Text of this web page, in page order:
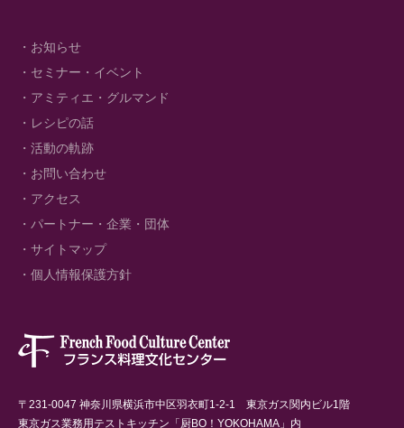
・お知らせ
・セミナー・イベント
・アミティエ・グルマンド
・レシピの話
・活動の軌跡
・お問い合わせ
・アクセス
・パートナー・企業・団体
・サイトマップ
・個人情報保護方針
〒231-0047 神奈川県横浜市中区羽衣町1-2-1 東京ガス関内ビル1階
東京ガス業務用テストキッチン「厨BO！YOKOHAMA」内